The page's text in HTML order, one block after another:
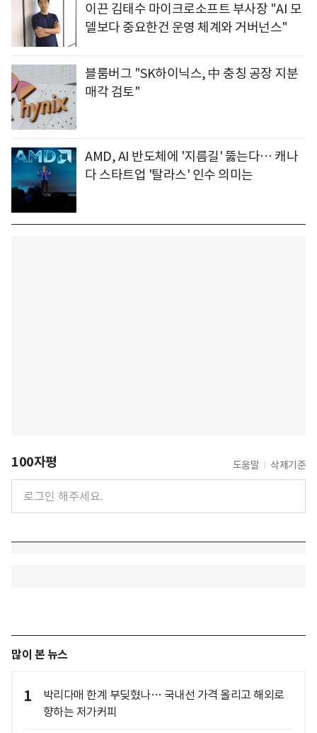
이끈 김태수 마이크로소프트 부사장 "AI 모
델보다 중요한건 운영 체계와 거버넌스"
블룸버그 "SK하이닉스, 中 충칭 공장 지분
매각 검토"
AMD, AI 반도체에 '지름길' 뚫는다… 캐나
다 스타트업 '탈라스' 인수 의미는
100자평 도움말 삭제기준
많이 본 뉴스
1
박리다매 한계 부딪혔나… 국내선 가격 올리고 해외로
향하는 저가커피